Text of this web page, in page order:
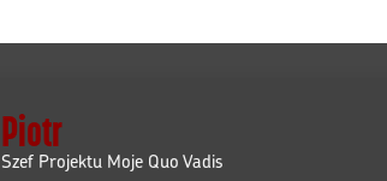
Piotr
Szef Projektu Moje Quo Vadis